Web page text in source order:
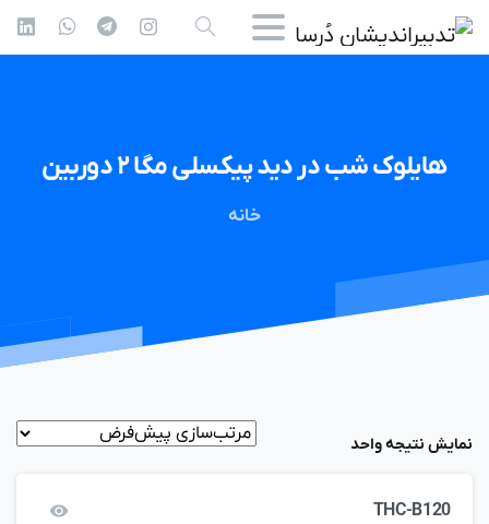
دوربین۲مگاپیکسلیدیددرشبهایلوک
خانه
نمایش نتیجه واحد
THC-B120